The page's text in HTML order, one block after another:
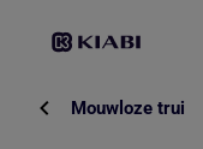
Mouwloze trui